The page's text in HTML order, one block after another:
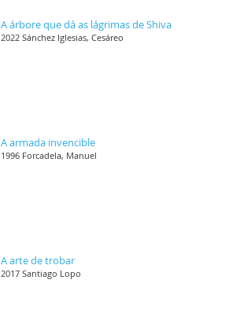
A árbore que dá as lágrimas de Shiva
2022 Sánchez Iglesias, Cesáreo
A armada invencible
1996 Forcadela, Manuel
A arte de trobar
2017 Santiago Lopo